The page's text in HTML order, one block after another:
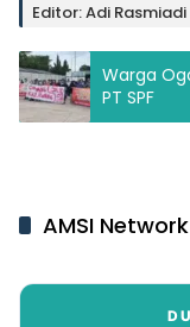
Editor: Adi Rasmiadi
Warga
PT SPF
AMSI Network